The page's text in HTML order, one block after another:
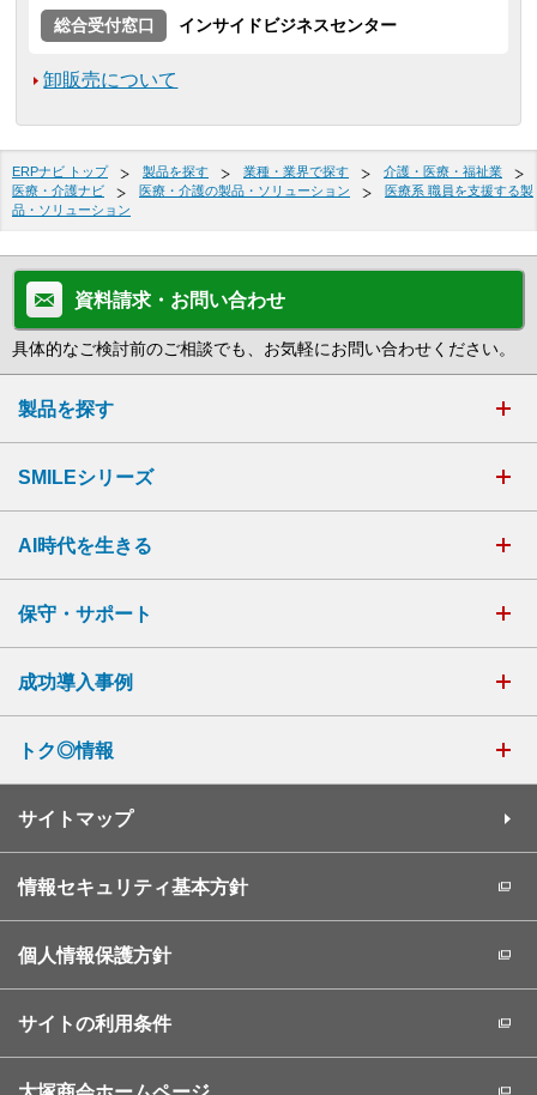
総合受付窓口
インサイドビジネスセンター
卸販売について
ERPナビ トップ 製品を探す 業種・業界で探す
介護・医療・福祉業
医療・介護ナビ
医療・介護の製品・ソリューション
医療系 職員を支援する製
品・ソリューション
資料請求・お問い合わせ
具体的なご検討前のご相談でも、お気軽にお問い合わせください。
製品を探す
SMILEシリーズ
AI時代を生きる
保守・サポート
成功導入事例
トク◎情報
サイトマップ
情報セキュリティ基本方針
個人情報保護方針
サイトの利用条件